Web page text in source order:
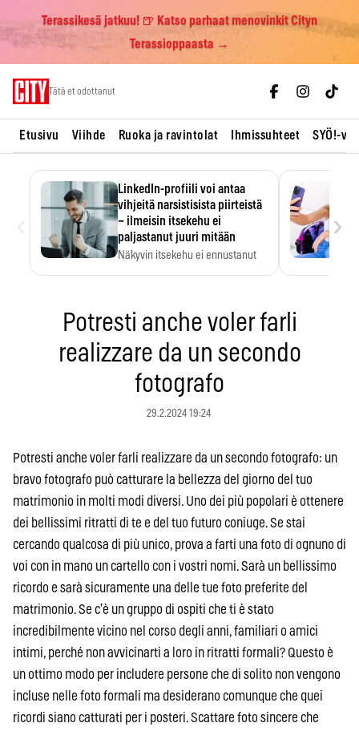
Terassikesä jatkuu! 🍺 Katso parhaat menovinkit Cityn
Terassioppaasta →
Tätä et odottanut
Etusivu Viihde Ruoka ja ravintolat Ihmissuhteet SYÖ!-
LinkedIn-profiili voi antaa
vihjeitä narsistisista piirteistä
– ilmeisin itsekehu ei
paljastanut juuri mitään
Näkyvin itsekehu ei ennustanut
›
Potresti anche voler farli
realizzare da un secondo
fotografo
29.2.2024 19:24
Potresti anche voler farli realizzare da un secondo fotografo: un
bravo fotografo può catturare la bellezza del giorno del tuo
matrimonio in molti modi diversi. Uno dei più popolari è ottenere
dei bellissimi ritratti di te e del tuo futuro coniuge. Se stai
cercando qualcosa di più unico, prova a farti una foto di ognuno di
voi con in mano un cartello con i vostri nomi. Sarà un bellissimo
ricordo e sarà sicuramente una delle tue foto preferite del
matrimonio. Se c’è un gruppo di ospiti che ti è stato
incredibilmente vicino nel corso degli anni, familiari o amici
intimi, perché non avvicinarti a loro in ritratti formali? Questo è
un ottimo modo per includere persone che di solito non vengono
incluse nelle foto formali ma desiderano comunque che quei
ricordi siano catturati per i posteri. Scattare foto sincere che